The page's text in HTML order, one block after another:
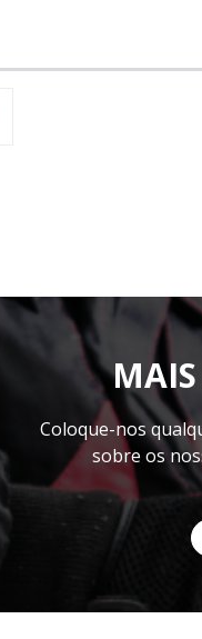
Coloque-nos
sobre os